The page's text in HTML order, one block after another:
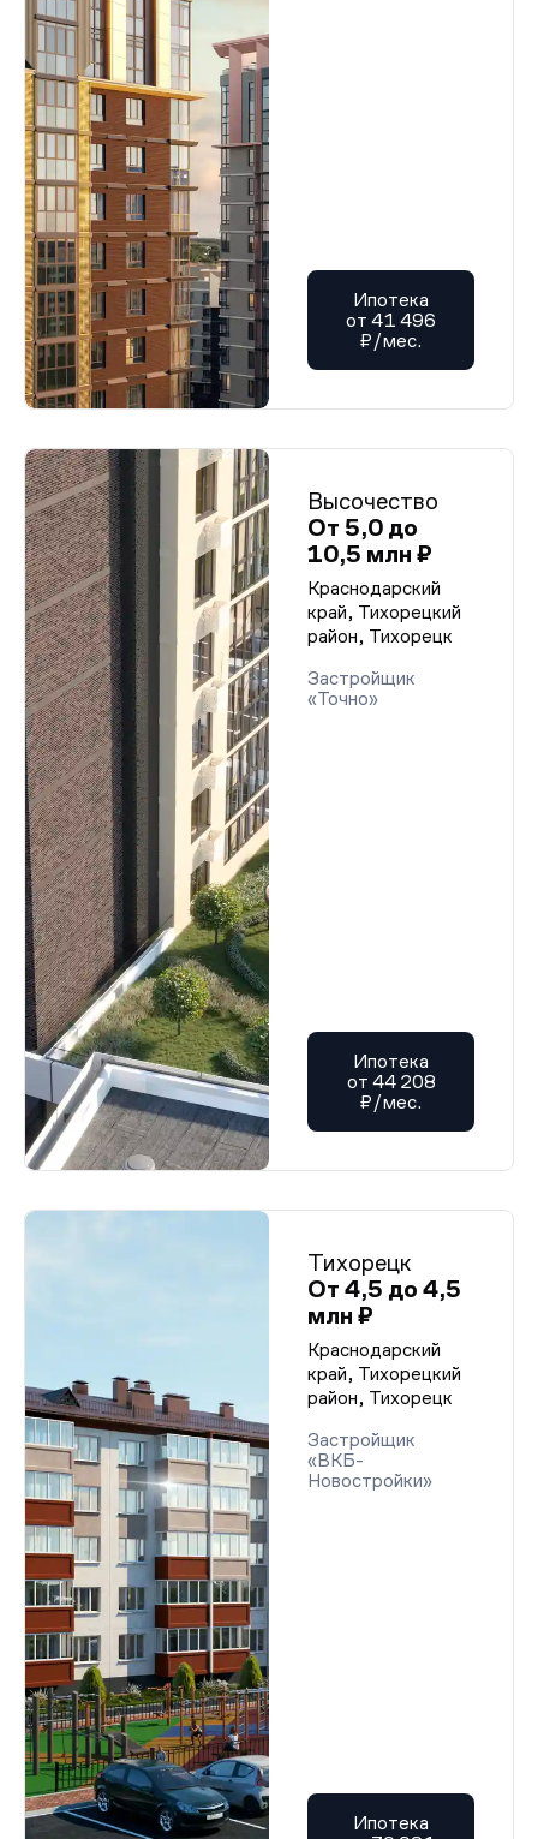
Ипотека
от 41 496
₽/мес.
Высочество
От 5,0 до
10,5 млн ₽
Краснодарский
край, Тихорецкий
район, Тихорецк
Застройщик
«Точно»
Ипотека
от 44 208
₽/мес.
Тихорецк
От 4,5 до 4,5
млн ₽
Краснодарский
край, Тихорецкий
район, Тихорецк
Застройщик
«ВКБ-
Новостройки»
Ипотека